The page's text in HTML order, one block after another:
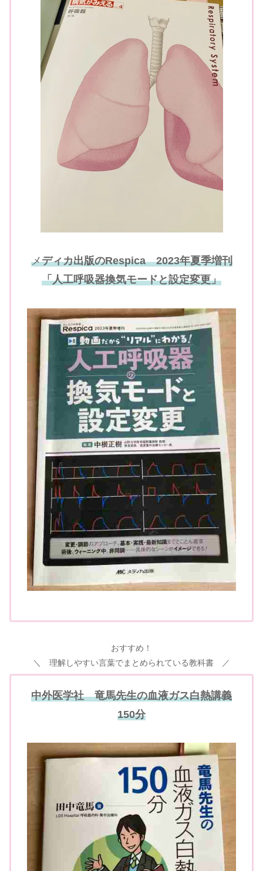
メディカ出版のRespica 2023年夏季増刊
「人工呼吸器換気モードと設定変更」
おすすめ！
＼ 理解しやすい言葉でまとめられている教科書 ／
中外医学社 竜馬先生の血液ガス白熱講義
150分